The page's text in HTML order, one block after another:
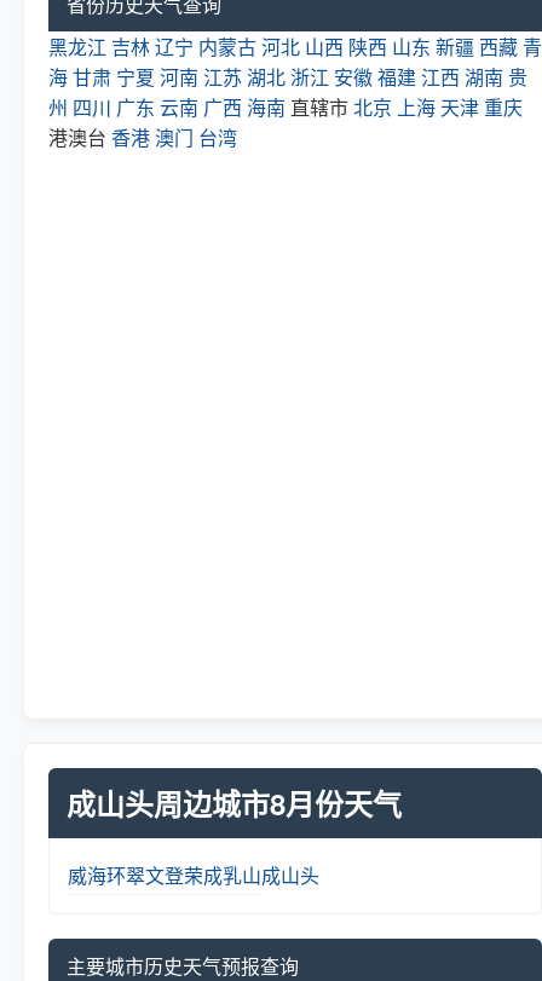
黑龙江 吉林辽宁 内蒙古河北 山西 陕西 山东 新疆 西藏 青
海甘肃 宁夏 河南 江苏 湖北 浙江 安徽福建 江西 湖南 贵
州 四川 广东 云南 广西 海南 直辖市北京 上海 天津 重庆
港澳台 香港澳门 台湾
成山头周边城市8月份天气
威海环翠文登荣成乳山成山头
主要城市历史天气预报查询